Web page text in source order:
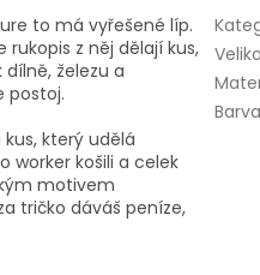
to má vyřešené líp.
z něj dělají kus,
železu a
postoj.
který udělá
worker košili a celek
motivem
tričko dáváš peníze,
Barva